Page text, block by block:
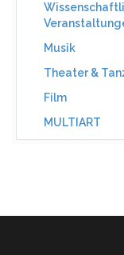
Musik
Theater &
Film
MULTIART